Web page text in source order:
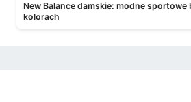
New Balance damskie: modne
kolorach